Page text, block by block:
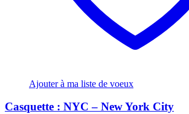
Ajouter à ma liste de voeux
Casquette : NYC – New York City